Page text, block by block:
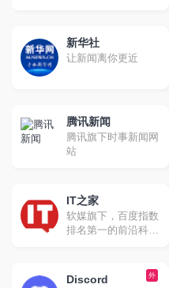
新华社
让新闻离你更近
腾讯新闻
腾讯旗下时事新闻网
站
IT之家
软媒旗下，百度指数
排名第一的前沿科技
外
Discord